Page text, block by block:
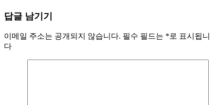
답글 남기기
이메일 주소는 공개되지 않습니다. 필수 필드는 *로 표시됩니
다